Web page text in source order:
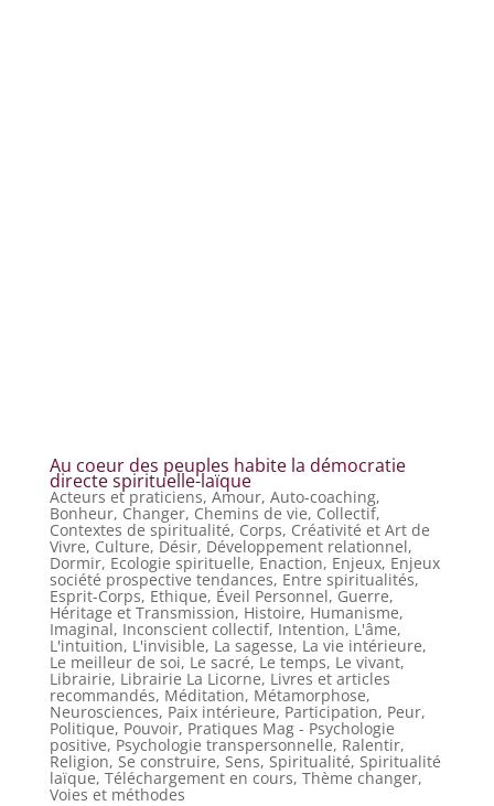
Au coeur des peuples habite la démocratie
directe spirituelle-laïque
Acteurs et praticiens, Amour, Auto-coaching,
Bonheur, Changer, Chemins de vie, Collectif,
Contextes de spiritualité, Corps, Créativité et Art de
Vivre, Culture, Désir, Développement relationnel,
Dormir, Ecologie spirituelle,Enaction, Enjeux, Enjeux
société prospective tendances, Entre spiritualités,
Esprit-Corps, Ethique, Éveil Personnel,Guerre,
Héritage et Transmission, Histoire, Humanisme,
Imaginal, Inconscient collectif, Intention, L'âme,
L'intuition, L'invisible, La sagesse, La vie intérieure,
Le meilleur de soi, Le sacré,Le temps, Le vivant,
Librairie, Librairie La Licorne, Livres et articles
recommandés, Méditation, Métamorphose,
Neurosciences, Paix intérieure, Participation, Peur,
Politique, Pouvoir, Pratiques Mag - Psychologie
positive, Psychologie transpersonnelle, Ralentir,
Religion, Se construire, Sens, Spiritualité, Spiritualité
laïque, Téléchargement en cours, Thème changer,
Voies et méthodes